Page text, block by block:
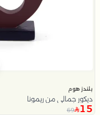
بلندز هوم
ديكور جمالي من ريمونا
15
69